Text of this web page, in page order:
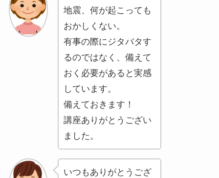
地震、何が起こっても
おかしくない。
有事の際にジタバタす
るのではなく、備えて
おく必要があると実感
しています。
備えておきます！
講座ありがとうござい
ました。
いつもありがとうござ